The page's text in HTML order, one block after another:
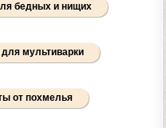
бедных и нищих
мультиварки
от похмелья